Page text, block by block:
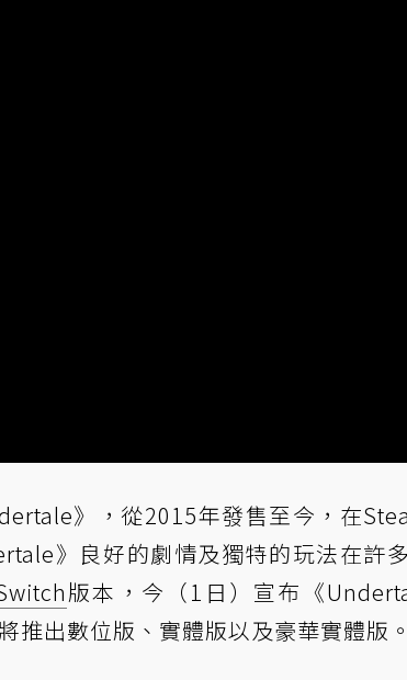
》，從2015年發售至今，在
》良好的劇情及獨特的玩法在許
版本，今（1日）宣布《
推出數位版、實體版以及豪華實體版